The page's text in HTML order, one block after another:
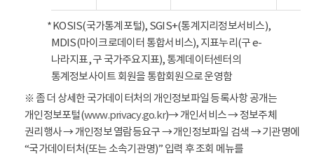
* KOSIS(국가통계포털), SGIS+(통계지리정보서비스),
MDIS(마이크로데이터 통합서비스), 지표누리(구 e-
나라지표, 구 국가주요지표), 통계데이터센터의
통계정보사이트 회원을 통합회원으로 운영함
※ 좀 더 상세한 국가데이터처의 개인정보파일 등록사항 공개는
개인정보포털(www.privacy.go.kr)→ 개인서비스 → 정보주체
권리행사 → 개인정보 열람등요구 → 개인정보파일 검색 → 기관명에
“국가데이터처(또는 소속기관명)” 입력 후 조회 메뉴를